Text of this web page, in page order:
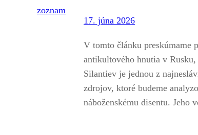
17. júna 2026
V tomto článku preskúmame
antikultového hnutia v
Silantiev je jednou z
zdrojov, ktoré budeme
náboženskému disentu. Jeho